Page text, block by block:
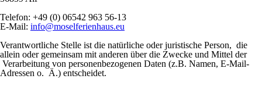
Telefon: +49 (0) 06542 963 56-13
E-Mail: info@moselferienhaus.eu
Verantwortliche Stelle ist die natürliche oder juristische Person, die
allein oder gemeinsam mit anderen über die Zwecke und Mittel der
Verarbeitung von personenbezogenen Daten (z.B. Namen, E-Mail-
Adressen o. Ä.) entscheidet.